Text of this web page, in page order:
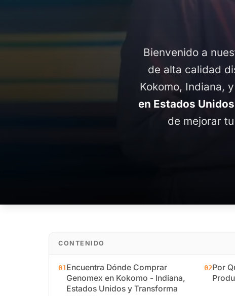
Bienvenido a
de alta calidad
Kokomo, Indiana,
en Estados Unidos
de mejorar
CONTENIDO
01Encuentra Dónde Comprar
Genomex en Kokomo - Indiana,
Estados Unidos y Transforma
02Por